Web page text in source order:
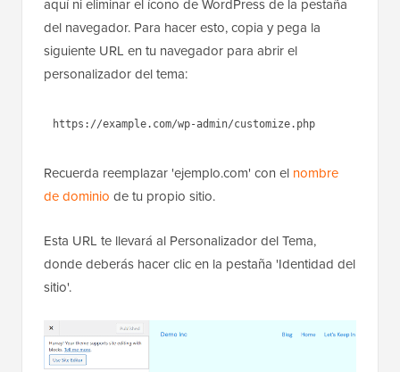
aquí ni eliminar el ícono de WordPress de la pestaña
del navegador. Para hacer esto, copia y pega la
siguiente URL en tu navegador para abrir el
personalizador del tema:
Recuerda reemplazar 'ejemplo.com' con el
de dominio
de tu propio sitio.
donde deberás hacer clic en la pestaña 'Identidad del
sitio'.